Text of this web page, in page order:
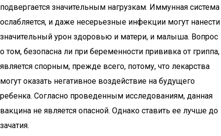
подвергается значительным нагрузкам. Иммунная система
ослабляется, и даже несерьезные инфекции могут нанести
значительный урон здоровью и матери, и малыша. Вопрос
о том, безопасна ли при беременности прививка от гриппа,
является спорным, прежде всего, потому, что лекарства
могут оказать негативное воздействие на будущего
ребенка. Согласно проведенным исследованиям, данная
вакцина не является опасной. Однако ставить ее лучше до
зачатия.